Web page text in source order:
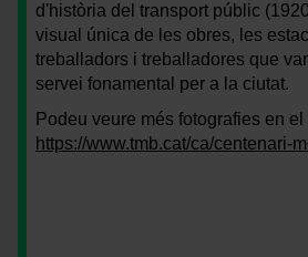
d'història del transport públic
visual única de les obres, les
treballadors i treballadores que
servei fonamental per a la ciutat.
Podeu veure més fotografies en
https://www.tmb.cat/ca/centenari-